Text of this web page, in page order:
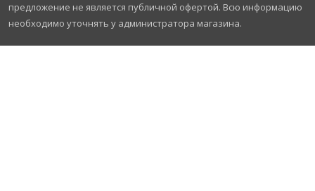
предложение не является публичной офертой. Всю информацию
необходимо уточнять у администратора магазина.